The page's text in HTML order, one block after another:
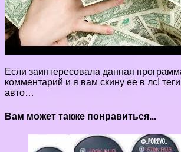
Если заинтересовала данная
комментарий и я вам скину ее в лс!
авто…
Вам может также понравиться...